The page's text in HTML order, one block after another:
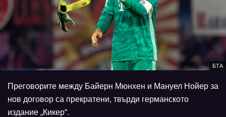
БТА
Преговорите между Байерн Мюнхен и Мануел Нойер за
нов договор са прекратени, твърди германското
издание „Кикер“.